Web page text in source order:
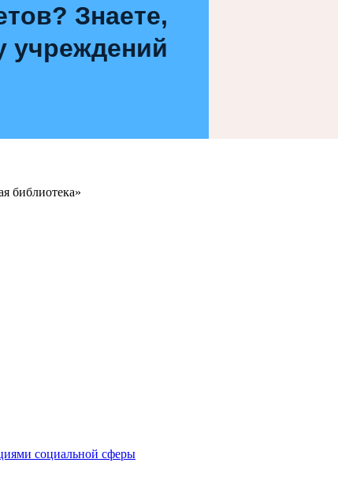
Знаете,
учреждений
библиотека»
социальной сферы